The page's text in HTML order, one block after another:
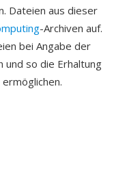
Dateien aus dieser
-Archiven auf.
bei Angabe der
so die Erhaltung